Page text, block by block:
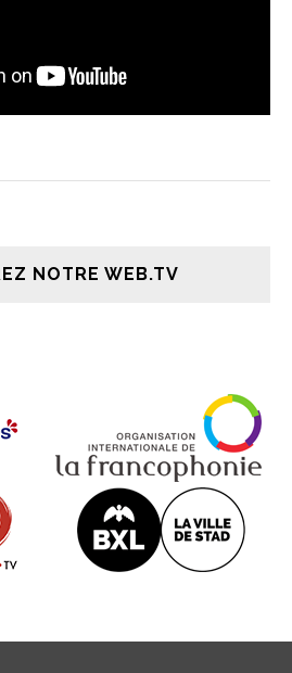
NOTRE WEB.TV